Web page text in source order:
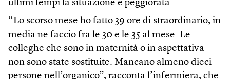
ultimi tempi la situazione è peggiorata.
“Lo scorso mese ho fatto 39 ore di straordinario, in
media ne faccio fra le 30 e le 35 al mese. Le
colleghe che sono in maternità o in aspettativa
non sono state sostituite. Mancano almeno dieci
persone nell’organico”, racconta l’infermiera, che